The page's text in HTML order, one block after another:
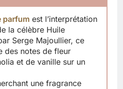
parfum est l’interprétation
la célèbre Huile
Serge Majoullier, ce
des notes de fleur
et de vanille sur un
une fragrance